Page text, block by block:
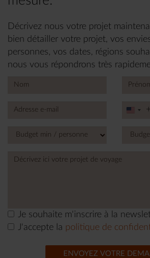
Décrivez nous votre projet
bien détailler votre projet, vos
personnes, vos dates, régions
nous vous répondrons très
+1
Je souhaite m'inscrire à la
J'accepte la politique de
ENVOYEZ VOTRE